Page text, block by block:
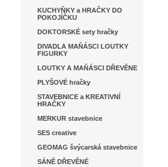
KUCHYŇKY a HRAČKY DO
POKOJÍČKU
DOKTORSKÉ sety hračky
DIVADLA MAŇÁSCI LOUTKY
FIGURKY
LOUTKY A MAŇÁSCI DŘEVĚNE
PLYŠOVÉ hračky
STAVEBNICE a KREATIVNÍ
HRAČKY
MERKUR stavebnice
SES creative
GEOMAG švýcarská stavebnice
SÁNĚ DŘEVĚNÉ